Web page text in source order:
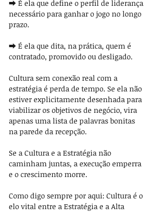
⮕ É ela que define o perfil de liderança
necessário para ganhar o jogo no longo
prazo.
⮕ É ela que dita, na prática, quem é
contratado, promovido ou desligado.
Cultura sem conexão real com a
estratégia é perda de tempo. Se ela não
estiver explicitamente desenhada para
viabilizar os objetivos de negócio, vira
apenas uma lista de palavras bonitas
na parede da recepção.
Se a Cultura e a Estratégia não
caminham juntas, a execução emperra
e o crescimento morre.
Como digo sempre por aqui: Cultura é o
elo vital entre a Estratégia e a Alta